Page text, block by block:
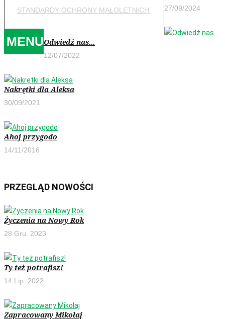
STANDARDY OCHRONY MAŁOLETNICH
MENU
27/09/2024
Odwiedź nas...
12/07/2022
Nakrętki dla Aleksa
30/09/2021
Ahoj przygodo
14/11/2016
PRZEGLĄD NOWOŚCI
Życzenia na Nowy Rok
28 Gru. 2023
Ty też potrafisz!
14 Lip. 2022
Zapracowany Mikołaj